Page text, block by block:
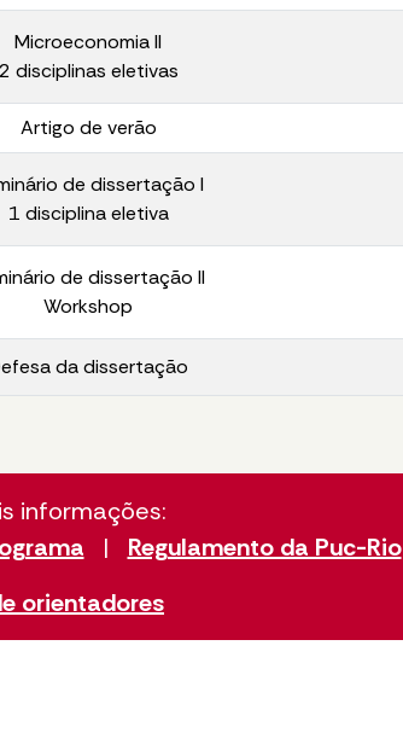
Microeconomia II
2 disciplinas eletivas
Artigo de verão
de dissertação I
1 disciplina eletiva
de dissertação II
Workshop
da dissertação
informações:
| Regulamento da Puc-Rio
orientadores